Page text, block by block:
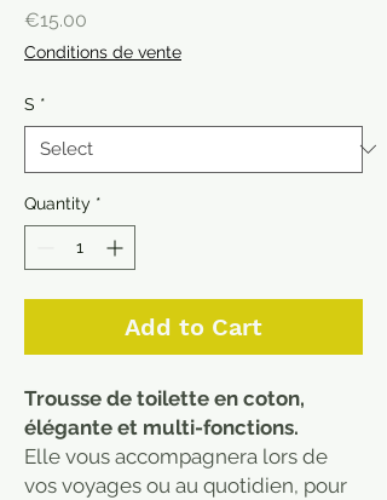
€15.00
Conditions de vente
S *
Quantity *
Add to Cart
Trousse de toilette en coton,
élégante et multi-fonctions.
Elle vous accompagnera lors de
vos voyages ou au quotidien, pour